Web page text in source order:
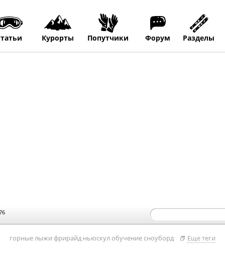
Курорты Попутчики Форум Разделы
горные лыжи фрирайд ньюскулобучениесноуборд Еще теги